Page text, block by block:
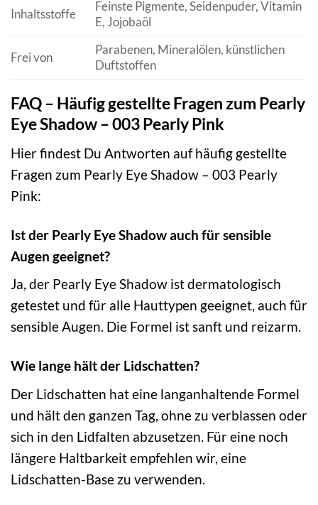
Inhaltsstoffe
Feinste Pigmente, Seidenpuder, Vitamin
E, Jojobaöl
Frei von
Parabenen, Mineralölen, künstlichen
Duftstoffen
FAQ – Häufig gestellte Fragen zum Pearly
Eye Shadow – 003 Pearly Pink
Hier findest Du Antworten auf häufig gestellte
Fragen zum Pearly Eye Shadow – 003 Pearly
Pink:
Ist der Pearly Eye Shadow auch für sensible
Augen geeignet?
Ja, der Pearly Eye Shadow ist dermatologisch
getestet und für alle Hauttypen geeignet, auch für
sensible Augen. Die Formel ist sanft und reizarm.
Wie lange hält der Lidschatten?
Der Lidschatten hat eine langanhaltende Formel
und hält den ganzen Tag, ohne zu verblassen oder
sich in den Lidfalten abzusetzen. Für eine noch
längere Haltbarkeit empfehlen wir, eine
Lidschatten-Base zu verwenden.